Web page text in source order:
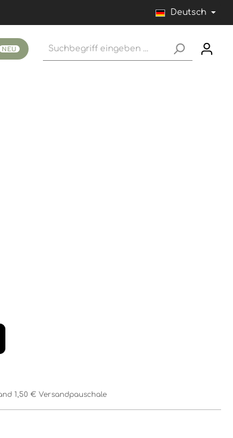
Deutsch
NEU
1,50 € Versandpauschale